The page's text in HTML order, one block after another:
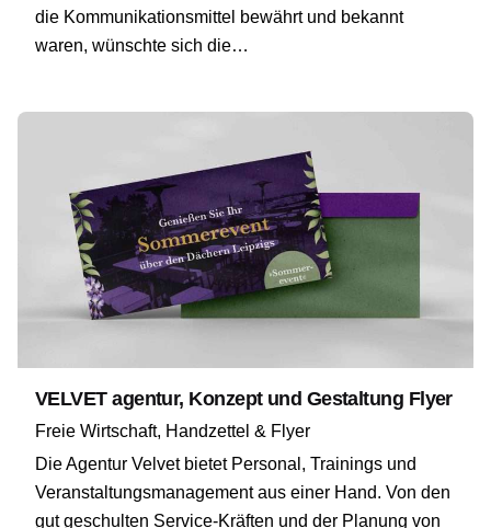
die Kommunikationsmittel bewährt und bekannt
waren, wünschte sich die…
VELVET agentur, Konzept und Gestaltung Flyer
Freie Wirtschaft Handzettel & Flyer
Die Agentur Velvet bietet Personal, Trainings und
Veranstaltungsmanagement aus einer Hand. Von den
gut geschulten Service-Kräften und der Planung von